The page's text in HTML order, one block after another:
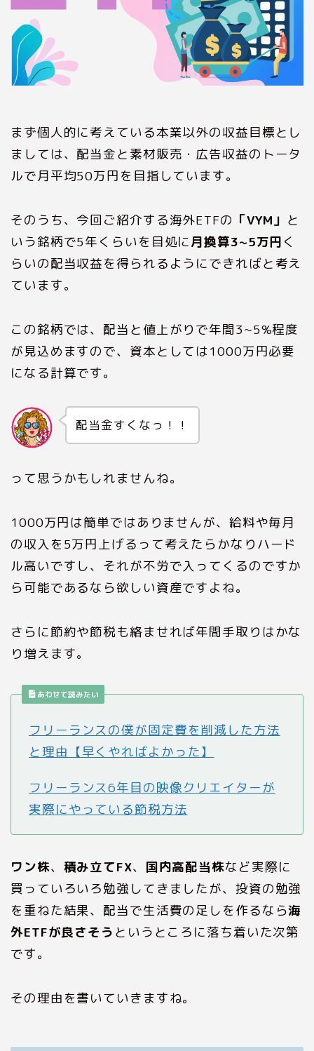
まず個人的に考えている本業以外の収益目標とし
ましては、配当金と素材販売・広告収益のトータ
ルで月平均50万円を目指しています。
そのうち、今回ご紹介する海外ETFの 「VYM」 と
いう銘柄で5年くらいを目処に月換算3~5万円 く
らいの配当収益を得られるようにできればと考え
ています。
この銘柄では、配当と値上がりで年間3~5%程度
が見込めますので、資本としては1000万円必要
になる計算です。
配当金すくなっ！！
って思うかもしれませんね。
1000万円は簡単ではありませんが、給料や毎月
の収入を5万円上げるって考えたらかなりハード
ル高いですし、それが不労で入ってくるのですか
ら可能であるなら欲しい資産ですよね。
さらに節約や節税も絡ませれば年間手取りはかな
り増えます。
あわせて読みたい
フリーランスの僕が固定費を削減した方法
と理由【早くやればよかった】
フリーランス6年目の映像クリエイターが
実際にやっている節税方法
ワン株、 積み立てFX、 国内高配当株など実際に
買っていろいろ勉強してきましたが、投資の勉強
を重ねた結果、配当で生活費の足しを作るなら海
外ETFが良さそう というところに落ち着いた次第
です。
その理由を書いていきますね。